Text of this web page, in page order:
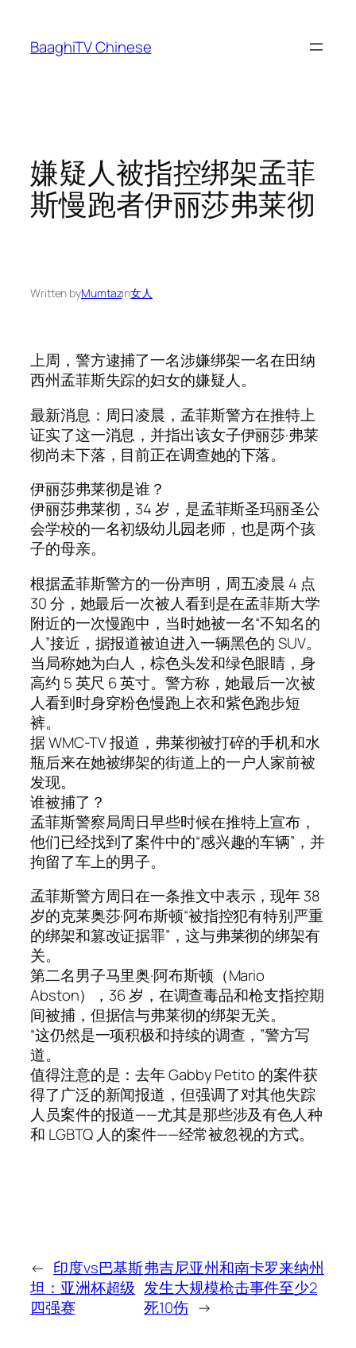
content
BaaghiTV Chinese
嫌疑人被指控绑架孟菲
斯慢跑者伊丽莎弗莱彻
Written byMumtazin女人
上周，警方逮捕了一名涉嫌绑架一名在田纳
西州孟菲斯失踪的妇女的嫌疑人。
最新消息：周日凌晨，孟菲斯警方在推特上
证实了这一消息，并指出该女子伊丽莎·弗莱
彻尚未下落，目前正在调查她的下落。
伊丽莎弗莱彻是谁？
伊丽莎弗莱彻，34 岁，是孟菲斯圣玛丽圣公
会学校的一名初级幼儿园老师，也是两个孩
子的母亲。
根据孟菲斯警方的一份声明，周五凌晨 4 点
30 分，她最后一次被人看到是在孟菲斯大学
附近的一次慢跑中，当时她被一名“不知名的
人”接近，据报道被迫进入一辆黑色的 SUV。
当局称她为白人，棕色头发和绿色眼睛，身
高约 5 英尺 6 英寸。警方称，她最后一次被
人看到时身穿粉色慢跑上衣和紫色跑步短
裤。
据 WMC-TV 报道，弗莱彻被打碎的手机和水
瓶后来在她被绑架的街道上的一户人家前被
发现。
谁被捕了？
孟菲斯警察局周日早些时候在推特上宣布，
他们已经找到了案件中的“感兴趣的车辆”，并
拘留了车上的男子。
孟菲斯警方周日在一条推文中表示，现年 38
岁的克莱奥莎·阿布斯顿“被指控犯有特别严重
的绑架和篡改证据罪”，这与弗莱彻的绑架有
关。
第二名男子马里奥·阿布斯顿（Mario
Abston），36 岁，在调查毒品和枪支指控期
间被捕，但据信与弗莱彻的绑架无关。
“这仍然是一项积极和持续的调查，”警方写
道。
值得注意的是：去年 Gabby Petito 的案件获
得了广泛的新闻报道，但强调了对其他失踪
人员案件的报道——尤其是那些涉及有色人种
和 LGBTQ 人的案件——经常被忽视的方式。
← 印度vs巴基斯
坦：亚洲杯超级
四强赛
弗吉尼亚州和南卡罗来纳州
发生大规模枪击事件至少2
死10伤 →